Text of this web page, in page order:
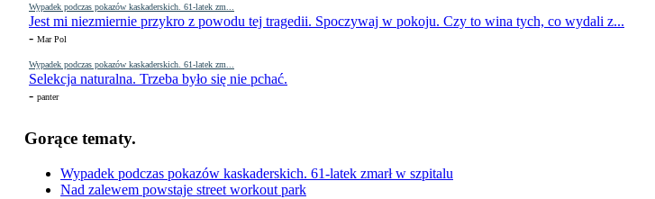
Wypadek podczas pokazów kaskaderskich. 61-latek zm...
Jest mi niezmiernie przykro z powodu tej tragedii. Spoczywaj w pokoju. Czy to wina tych, co wydali z...
- Mar Pol
Wypadek podczas pokazów kaskaderskich. 61-latek zm...
Selekcja naturalna. Trzeba było się nie pchać.
- panter
Gorące tematy.
Wypadek podczas pokazów kaskaderskich. 61-latek zmarł w szpitalu
Nad zalewem powstaje street workout park